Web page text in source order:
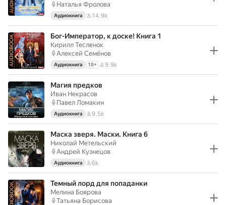
Наталья Фролова
Аудиокнига 14.9k
Бог-Император, к доске! Книга 1
Кирилл Тесленок
Алексей Семёнов
Аудиокнига 18+ 9.9k
Магия предков
Иван Некрасов
Павел Ломакин
Аудиокнига 9.5k
Маска зверя. Маски. Книга 6
Николай Метельский
Андрей Кузнецов
Аудиокнига 6k
Темный лорд для попаданки
Мелина Боярова
Татьяна Борисова